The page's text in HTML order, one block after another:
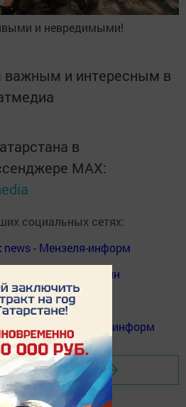
и невредимыми!
и интересным в
в
MАХ:
социальных сетях:
news - Мензеля-информ
- Мензеля онлайн
news - Мензеля-информ
новости